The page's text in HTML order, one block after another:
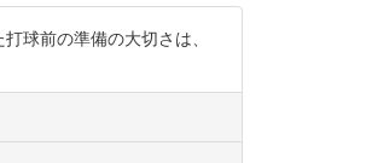
球前の準備の大切さは、